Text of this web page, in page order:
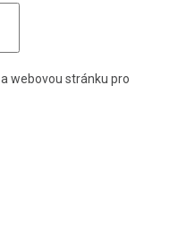
webovou stránku pro